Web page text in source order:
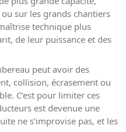
sur les grands chantiers
technique plus
de leur puissance et des
peut avoir des
collision, écrasement ou
C’est pour limiter ces
est devenue une
ne s’improvise pas, et les